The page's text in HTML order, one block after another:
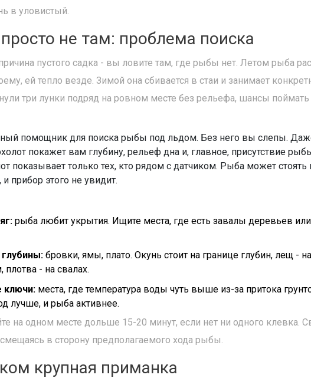
в уловистый.
не там: проблема поиска
пустого садка - вы ловите там, где рыбы нет. Летом рыба
ей тепло везде. Зимой она сбивается в стаи и занимает
три лунки подряд на ровном месте без рельефа, шансы поймать
помощник для поиска рыбы под льдом. Без него вы слепы.
покажет вам глубину, рельеф дна и, главное, присутствие
показывает только тех, кто рядом с датчиком. Рыба может стоять
и прибор этого не увидит.
рыба любит укрытия. Ищите места, где есть завалы деревьев
бровки, ямы, плато. Окунь стоит на границе глубин, лещ -
плотва - на свалах.
ключи: места, где температура воды чуть выше из-за притока
лучше, и рыба активнее.
на одном месте дольше 15-20 минут, если нет ни одного клевка.
в сторону предполагаемого хода рыбы.
крупная приманка